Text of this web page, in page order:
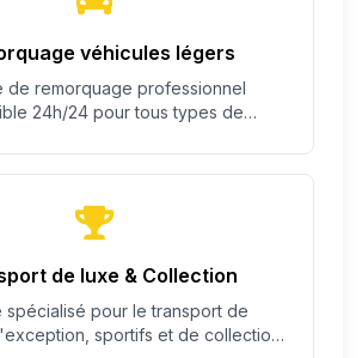
véhicules légers
de remorquage professionnel
24h/24 pour tous types de
de luxe & Collection
spécialisé pour le transport de
sportifs et de collection